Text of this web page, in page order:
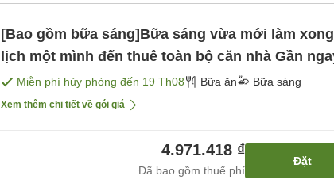
[Bao gồm bữa sáng]Bữa sáng vừa mới làm xong Từ du
lịch một mình đến thuê toàn bộ căn nhà Gần ngay vạch
[Bữa sáng]
Miễn phí hủy phòng đến 19 Th08 Bữa ăn Bữa sáng
Xem thêm chi tiết về gói giá
4.971.418 ₫
Đã bao gồm thuế phí
Đặt